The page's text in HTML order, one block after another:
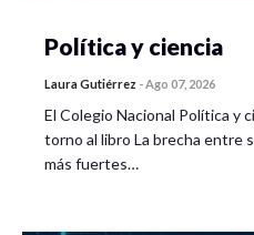
Política y ciencia
Laura Gutiérrez -Ago 07, 2026
El Colegio Nacional Política y
torno al libro La brecha entre
más fuertes…